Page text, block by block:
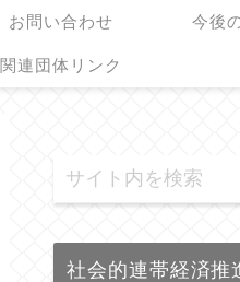
お問い合わせ 今後
関連団体リンク
社会的連帯経済推